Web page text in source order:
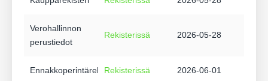
Verohallinnon
perustiedot
Rekisterissä 2026-05-28
EnnakkoperintärekisteriRekisterissä 2026-06-01